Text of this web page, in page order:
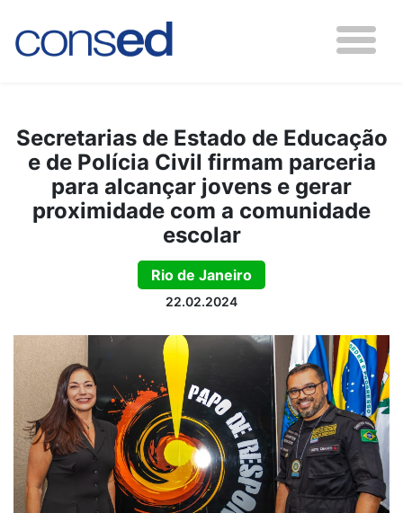
Secretarias de Estado de Educação
e de Polícia Civil firmam parceria
para alcançar jovens e gerar
proximidade com a comunidade
escolar
Rio de Janeiro
22.02.2024